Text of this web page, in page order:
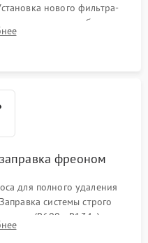
нового фильтра-
вентиляторов обдува,
дверных петель.
фреоном
для полного удаления
системы строго
(R600a, R134a) по
давления в системе.